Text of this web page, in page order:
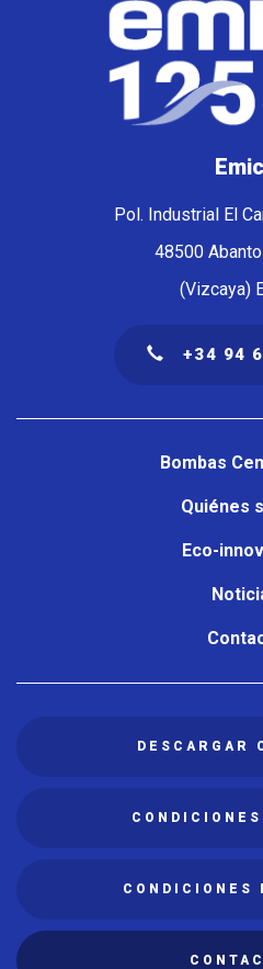
Pol. Industrial El
48500
(Vizcaya)
+34 94
Bombas
Quiénes
Eco-
DESCARGAR
CONDICIONES